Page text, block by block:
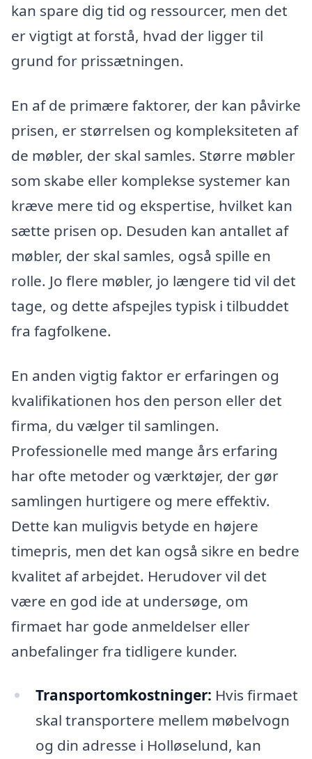
kan spare dig tid og ressourcer, men det
er vigtigt at forstå, hvad der ligger til
grund for prissætningen.
En af de primære faktorer, der kan påvirke
prisen, er størrelsen og kompleksiteten af
de møbler, der skal samles. Større møbler
som skabe eller komplekse systemer kan
kræve mere tid og ekspertise, hvilket kan
sætte prisen op. Desuden kan antallet af
møbler, der skal samles, også spille en
rolle. Jo flere møbler, jo længere tid vil det
tage, og dette afspejles typisk i tilbuddet
fra fagfolkene.
En anden vigtig faktor er erfaringen og
kvalifikationen hos den person eller det
firma, du vælger til samlingen.
Professionelle med mange års erfaring
har ofte metoder og værktøjer, der gør
samlingen hurtigere og mere effektiv.
Dette kan muligvis betyde en højere
timepris, men det kan også sikre en bedre
kvalitet af arbejdet. Herudover vil det
være en god ide at undersøge, om
firmaet har gode anmeldelser eller
anbefalinger fra tidligere kunder.
Transportomkostninger: Hvis firmaet
skal transportere mellem møbelvogn
og din adresse i Holløselund, kan